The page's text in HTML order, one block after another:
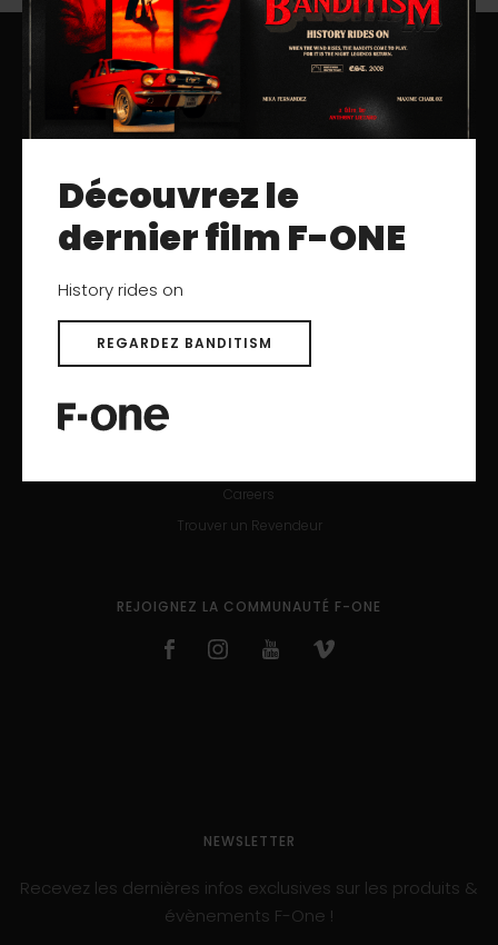
TÉLÉCHARGEMENTS
Manuels d'utilisation
Nous contacter
Centre d'aide
Enregistrement de produits
Careers
Trouver un Revendeur
REJOIGNEZ LA COMMUNAUTÉ F-ONE
NEWSLETTER
Recevez les dernières infos exclusives sur les produits &
évènements F-One !
Découvrez le
dernier film F-ONE
History rides on
REGARDEZ BANDITISM